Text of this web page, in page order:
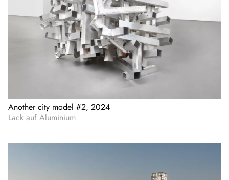
Another city model #2, 2024
Lack auf Aluminium